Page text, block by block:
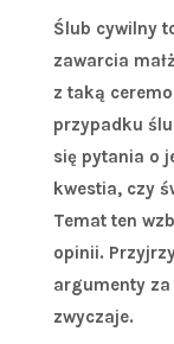
Ślub cywilny
zawarcia
z taką
przypadku
się pytania o
kwestia, czy
Temat ten
opinii.
argumenty
zwyczaje.